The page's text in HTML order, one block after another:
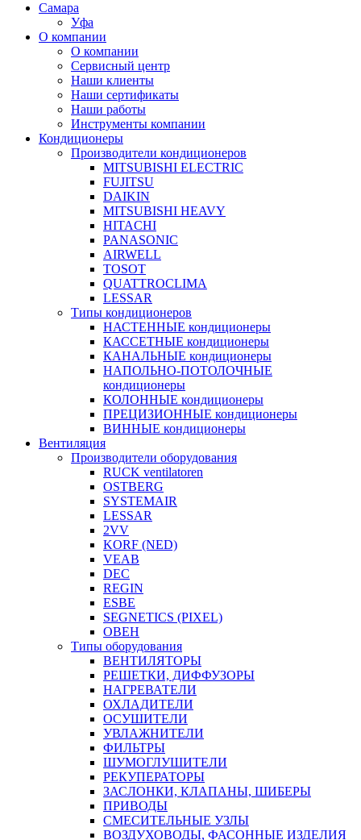
Самара
Уфа
О компании
О компании
Сервисный центр
Наши клиенты
Наши сертификаты
Наши работы
Инструменты компании
Кондиционеры
Производители кондиционеров
MITSUBISHI ELECTRIC
FUJITSU
DAIKIN
MITSUBISHI HEAVY
HITACHI
PANASONIC
AIRWELL
TOSOT
QUATTROCLIMA
LESSAR
Типы кондиционеров
НАСТЕННЫЕ кондиционеры
КАССЕТНЫЕ кондиционеры
КАНАЛЬНЫЕ кондиционеры
НАПОЛЬНО-ПОТОЛОЧНЫЕ
кондиционеры
КОЛОННЫЕ кондиционеры
ПРЕЦИЗИОННЫЕ кондиционеры
ВИННЫЕ кондиционеры
Вентиляция
Производители оборудования
RUCK ventilatoren
OSTBERG
SYSTEMAIR
LESSAR
2VV
KORF (NED)
VEAB
DEC
REGIN
ESBE
SEGNETICS (PIXEL)
ОВЕН
Типы оборудования
ВЕНТИЛЯТОРЫ
РЕШЕТКИ, ДИФФУЗОРЫ
НАГРЕВАТЕЛИ
ОХЛАДИТЕЛИ
ОСУШИТЕЛИ
УВЛАЖНИТЕЛИ
ФИЛЬТРЫ
ШУМОГЛУШИТЕЛИ
РЕКУПЕРАТОРЫ
ЗАСЛОНКИ, КЛАПАНЫ, ШИБЕРЫ
ПРИВОДЫ
СМЕСИТЕЛЬНЫЕ УЗЛЫ
ВОЗДУХОВОДЫ, ФАСОННЫЕ ИЗДЕЛИЯ